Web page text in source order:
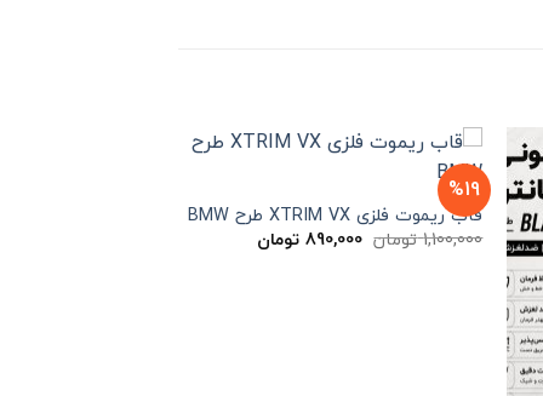
%19
قاب ریموت فلزی XTRIM VX طرح BMW
1,100,000 تومان قیمت
اصلی
890,000 تومانقیمت
فعلی